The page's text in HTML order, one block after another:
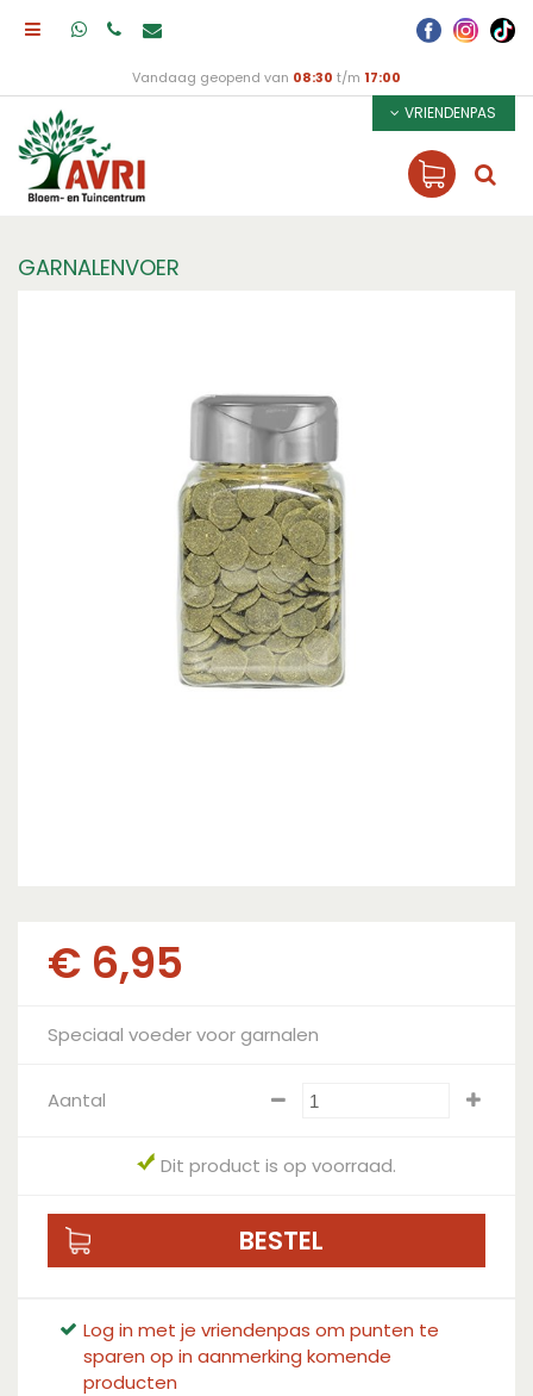
Vandaag geopend van 08:30 t/m 17:00
VRIENDENPAS
GARNALENVOER
€ 6,95
Speciaal voeder voor garnalen
Aantal
Dit product is op voorraad.
Log in met je vriendenpas om punten te
sparen op in aanmerking komende
producten